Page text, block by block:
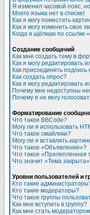
Я изменил часовой пояс,
Моего языка нет в списке!
Как я могу поместить
Как я могу изменить свое
Когда я щёлкаю по ссылке
Создание сообщений
Как мне создать тему в
Как я могу редактировать
Как присоединить
Как создать опрос?
Как я могу редактировать
Почему мне недоступны
Почему я не могу
Форматирование
Что такое BBCode?
Могу ли я использовать
Что такое смайлики?
Могу ли я вставлять
Что такое «Объявление»?
Что такое «Прилепленная
Что значит «Тема
Уровни пользователей и
Кто такие
Кто такие модераторы?
Что такое группы
Как мне вступить в группу?
Как мне стать